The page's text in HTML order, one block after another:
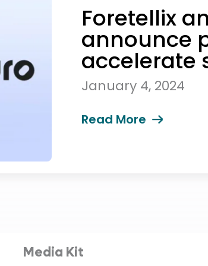
Foretellix
announce
accelerate
of
January 4, 2024
Read More
Media Kit